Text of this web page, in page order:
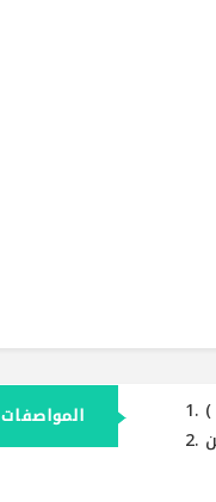
المواصفات